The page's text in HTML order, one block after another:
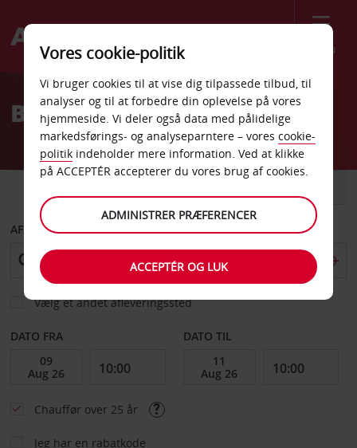
Menu
Welcome
AvisBilleje Tarragona
AFHENT FRA
Vælg et andet afleveringssted
DATO FRA DATO TIL
Chauffør over 25 år
Jeg har en rabatkode
Vores cookie-politik
Vi bruger cookies til at vise dig tilpassede tilbud, til
analyser og til at forbedre din oplevelse på vores
hjemmeside. Vi deler også data med pålidelige
markedsførings- og analyseparntere – vores cookie-
politik indeholder mere information. Ved at klikke
på ACCEPTÉR accepterer du vores brug af cookies.
ADMINISTRER PRÆFERENCER
ACCEPTÉR OG LUK